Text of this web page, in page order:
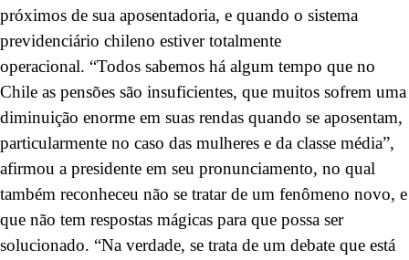
próximos de sua aposentadoria, e quando o sistema
previdenciário chileno estiver totalmente
operacional. “Todos sabemos há algum tempo que no
Chile as pensões são insuficientes, que muitos sofrem uma
diminuição enorme em suas rendas quando se aposentam,
particularmente no caso das mulheres e da classe média”,
afirmou a presidente em seu pronunciamento, no qual
também reconheceu não se tratar de um fenômeno novo, e
que não tem respostas mágicas para que possa ser
solucionado. “Na verdade, se trata de um debate que está